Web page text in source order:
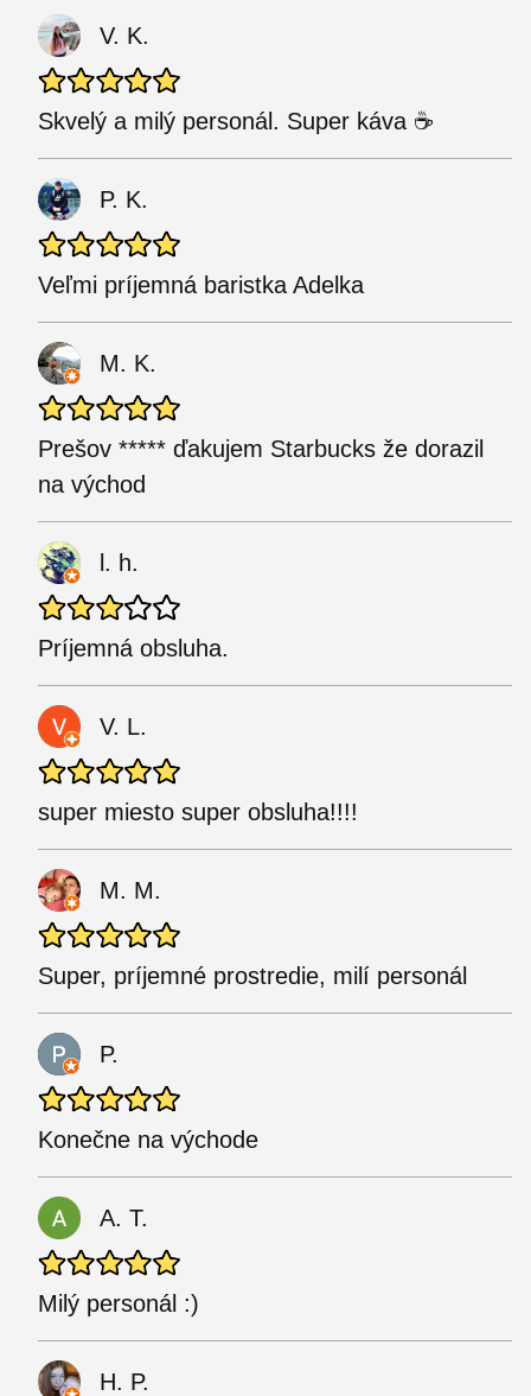
V. K.
Skvelý a milý personál. Super káva ☕️
P. K.
Veľmi príjemná baristka Adelka
M. K.
Prešov ***** ďakujem Starbucks že dorazil
na východ
l. h.
Príjemná obsluha.
V. L.
super miesto super obsluha!!!!
M. M.
Super, príjemné prostredie, milí personál
P.
Konečne na východe
A. T.
Milý personál :)
H. P.